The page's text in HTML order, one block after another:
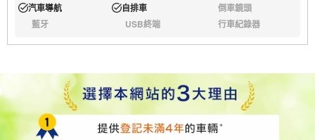
有:汽車導航 有:自排車 倒車鏡頭
藍牙 USB終端 行車紀錄器